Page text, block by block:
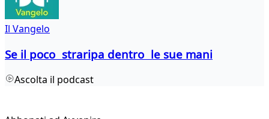
Il Vangelo
Se il poco straripa dentro le sue mani
Ascolta il podcast